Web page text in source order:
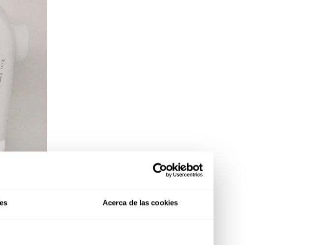
Acerca de las cookies